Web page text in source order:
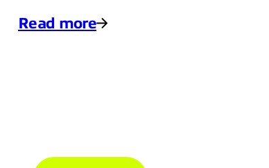
Read more